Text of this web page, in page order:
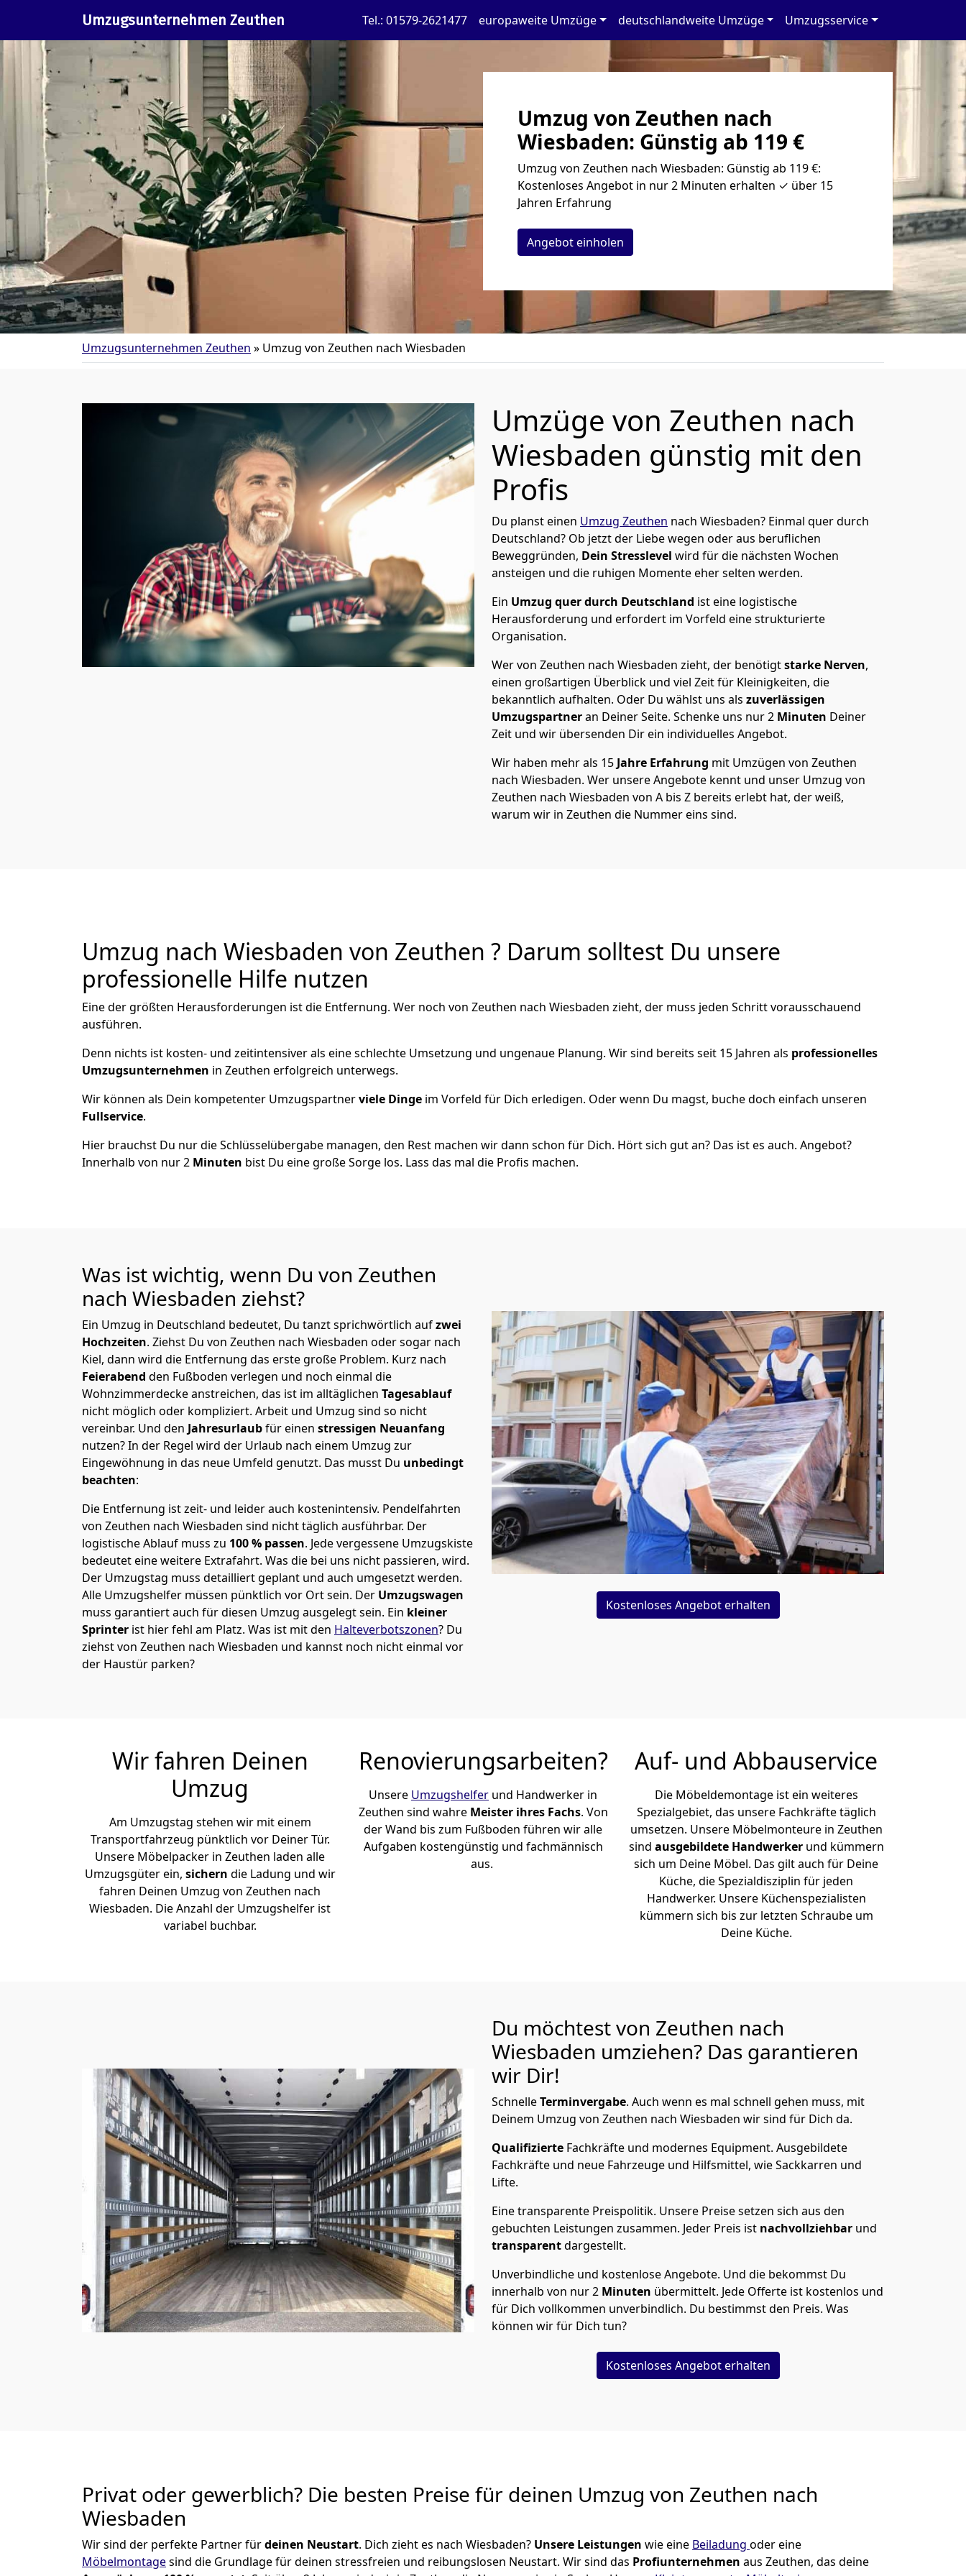
Umzugsunternehmen Zeuthen Tel.: 01579-2621477 europaweite Umzüge deutschlandweite Umzüge Umzugsservice
Umzug von Zeuthen nach
Wiesbaden: Günstig ab 119 €
Umzug von Zeuthen nach Wiesbaden: Günstig ab 119 €:
Kostenloses Angebot in nur 2 Minuten erhalten ✓ über 15
Jahren Erfahrung
Angebot einholen
Umzugsunternehmen Zeuthen » Umzug von Zeuthen nach Wiesbaden
Umzüge von Zeuthen nach
Wiesbaden günstig mit den
Profis
Du planst einen Umzug Zeuthen nach Wiesbaden? Einmal quer durch
Deutschland? Ob jetzt der Liebe wegen oder aus beruflichen
Beweggründen, Dein Stresslevel wird für die nächsten Wochen
ansteigen und die ruhigen Momente eher selten werden.
Ein Umzug quer durch Deutschland ist eine logistische
Herausforderung und erfordert im Vorfeld eine strukturierte
Organisation.
Wer von Zeuthen nach Wiesbaden zieht, der benötigtstarke Nerven,
einen großartigen Überblick und viel Zeit für Kleinigkeiten, die
bekanntlich aufhalten. Oder Du wählst uns als zuverlässigen
Umzugspartneran Deiner Seite. Schenke uns nur2 Minuten Deiner
Zeit und wir übersenden Dir ein individuelles Angebot.
Wir haben mehr als 15 Jahre Erfahrung mit Umzügen von Zeuthen
nach Wiesbaden. Wer unsere Angebote kennt und unser Umzug von
Zeuthen nach Wiesbaden von A bis Z bereits erlebt hat, der weiß,
warum wir in Zeuthen die Nummer eins sind.
Umzug nach Wiesbaden von Zeuthen ? Darum solltest Du unsere
professionelle Hilfe nutzen
Eine der größten Herausforderungen ist die Entfernung. Wer noch von Zeuthen nach Wiesbaden zieht, der muss jeden Schritt vorausschauend
ausführen.
Denn nichts ist kosten- und zeitintensiver als eine schlechte Umsetzung und ungenaue Planung. Wir sind bereits seit 15 Jahren als professionelles
Umzugsunternehmen in Zeuthen erfolgreich unterwegs.
Wir können als Dein kompetenter Umzugspartnerviele Dinge im Vorfeld für Dich erledigen. Oder wenn Du magst, buche doch einfach unseren
Fullservice.
Hier brauchst Du nur die Schlüsselübergabe managen, den Rest machen wir dann schon für Dich. Hört sich gut an? Das ist es auch. Angebot?
Innerhalb von nur 2 Minuten bist Du eine große Sorge los. Lass das mal die Profis machen.
Was ist wichtig, wenn Du von Zeuthen
nach Wiesbaden ziehst?
Ein Umzug in Deutschland bedeutet, Du tanzt sprichwörtlich aufzwei
Hochzeiten. Ziehst Du von Zeuthen nach Wiesbaden oder sogar nach
Kiel, dann wird die Entfernung das erste große Problem. Kurz nach
Feierabend den Fußboden verlegen und noch einmal die
Wohnzimmerdecke anstreichen, das ist im alltäglichen Tagesablauf
nicht möglich oder kompliziert. Arbeit und Umzug sind so nicht
vereinbar. Und den Jahresurlaubfür einen stressigen Neuanfang
nutzen? In der Regel wird der Urlaub nach einem Umzug zur
Eingewöhnung in das neue Umfeld genutzt. Das musst Du unbedingt
beachten:
Die Entfernung ist zeit- und leider auch kostenintensiv. Pendelfahrten
von Zeuthen nach Wiesbaden sind nicht täglich ausführbar. Der
logistische Ablauf muss zu 100 % passen. Jede vergessene Umzugskiste
bedeutet eine weitere Extrafahrt. Was die bei uns nicht passieren, wird.
Der Umzugstag muss detailliert geplant und auch umgesetzt werden.
Alle Umzugshelfer müssen pünktlich vor Ort sein. Der Umzugswagen
muss garantiert auch für diesen Umzug ausgelegt sein. Ein kleiner
Sprinter ist hier fehl am Platz. Was ist mit den Halteverbotszonen? Du
ziehst von Zeuthen nach Wiesbaden und kannst noch nicht einmal vor
der Haustür parken?
Kostenloses Angebot erhalten
Wir fahren Deinen
Umzug
Am Umzugstag stehen wir mit einem
Transportfahrzeug pünktlich vor Deiner Tür.
Unsere Möbelpacker in Zeuthen laden alle
Umzugsgüter ein, sichern die Ladung und wir
fahren Deinen Umzug von Zeuthen nach
Wiesbaden. Die Anzahl der Umzugshelfer ist
variabel buchbar.
Renovierungsarbeiten?
Unsere Umzugshelfer und Handwerker in
Zeuthen sind wahre Meister ihres Fachs. Von
der Wand bis zum Fußboden führen wir alle
Aufgaben kostengünstig und fachmännisch
aus.
Auf- und Abbauservice
Die Möbeldemontage ist ein weiteres
Spezialgebiet, das unsere Fachkräfte täglich
umsetzen. Unsere Möbelmonteure in Zeuthen
sind ausgebildete Handwerker und kümmern
sich um Deine Möbel. Das gilt auch für Deine
Küche, die Spezialdisziplin für jeden
Handwerker. Unsere Küchenspezialisten
kümmern sich bis zur letzten Schraube um
Deine Küche.
Du möchtest von Zeuthen nach
Wiesbaden umziehen? Das garantieren
wir Dir!
SchnelleTerminvergabe. Auch wenn es mal schnell gehen muss, mit
Deinem Umzug von Zeuthen nach Wiesbaden wir sind für Dich da.
Qualifizierte Fachkräfte und modernes Equipment. Ausgebildete
Fachkräfte und neue Fahrzeuge und Hilfsmittel, wie Sackkarren und
Lifte.
Eine transparente Preispolitik. Unsere Preise setzen sich aus den
gebuchten Leistungen zusammen. Jeder Preis ist nachvollziehbar und
transparentdargestellt.
Unverbindliche und kostenlose Angebote. Und die bekommst Du
innerhalb von nur2 Minuten übermittelt. Jede Offerte ist kostenlos und
für Dich vollkommen unverbindlich. Du bestimmst den Preis. Was
können wir für Dich tun?
Kostenloses Angebot erhalten
Privat oder gewerblich? Die besten Preise für deinen Umzug von Zeuthen nach
Wiesbaden
Wir sind der perfekte Partner fürdeinen Neustart. Dich zieht es nach Wiesbaden? Unsere Leistungen wie eine Beiladung oder eine
Möbelmontagesind die Grundlage für deinen stressfreien und reibungslosen Neustart. Wir sind das Profiunternehmen aus Zeuthen, das deine